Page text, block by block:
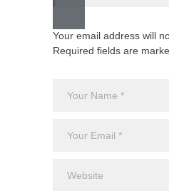
Your email address will
Required fields are